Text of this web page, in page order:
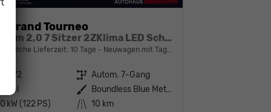
Grand Tourneo
Titanium 2,0 7 Sitzer 2ZKlima LED Scheinwerfer Anhängerkupplung Sitzheizung Einparkhilfe Kamera 17 Zoll Leichtmetall ACC
Lieferzeit:10 Tage Neuwagen mit Tageszulassung
142172 Getriebe Autom. 7-Gang
Diesel Außenfarbe
Boundless Blue Metallic
kW (122 PS) Kilometerstand 10 km